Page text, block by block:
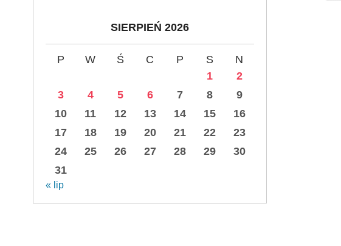
SIERPIEŃ 2026
P W Ś C P S
N
1
2
3
4 5 6 7 8
9
10
11 12 13 14 15
16
17
18 19 20 21 22
23
24
25 26 27 28 29
30
31
« lip